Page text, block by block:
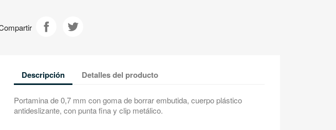
Descripción Detalles del producto
Portamina de 0,7 mm con goma de borrar embutida, cuerpo plástico
antideslizante, con punta fina y clip metálico.